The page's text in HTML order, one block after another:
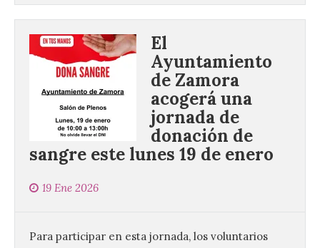
El
Ayuntamiento
de Zamora
acogerá una
jornada de
donación de
sangre este lunes 19 de enero
19 Ene 2026
Para participar en esta jornada, los voluntarios